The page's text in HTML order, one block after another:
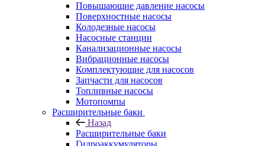
Повышающие давление насосы
Поверхностные насосы
Колодезные насосы
Насосные станции
Канализационные насосы
Вибрационные насосы
Комплектующие для насосов
Запчасти для насосов
Топливные насосы
Мотопомпы
Расширительные баки
Назад
Расширительные баки
Гидроаккумуляторы